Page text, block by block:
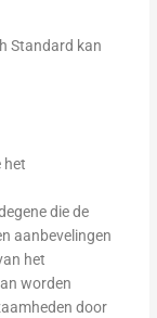
Standard kan
het
die de
aanbevelingen
het
worden
door